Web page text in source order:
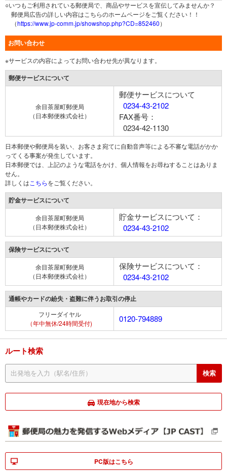
○いつもご利用されている郵便局で、商品やサービスを宣伝してみませんか？
郵便局広告の詳しい内容はこちらのホームページをご覧ください！！
（https://www.jp-comm.jp/showshop.php?CD=852460）
お問い合わせ
※サービスの内容によってお問い合わせ先が異なります。
郵便サービスについて
余目茶屋町郵便局
（日本郵便株式会社）
郵便サービスについて
0234-43-2102
FAX番号：
0234-42-1130
日本郵便や郵便局を装い、お客さま宛てに自動音声等による不審な電話がかか
ってくる事案が発生しています。
日本郵便では、上記のような電話をかけ、個人情報をお尋ねすることはありま
せん。
詳しくは こちらをご覧ください。
貯金サービスについて
余目茶屋町郵便局
（日本郵便株式会社）
貯金サービスについて：
0234-43-2102
保険サービスについて
余目茶屋町郵便局
（日本郵便株式会社）
保険サービスについて：
0234-43-2102
通帳やカードの紛失・盗難に伴うお取引の停止
フリーダイヤル
（年中無休/24時間受付)
0120-794889
ルート検索
現在地から検索
PC版はこちら